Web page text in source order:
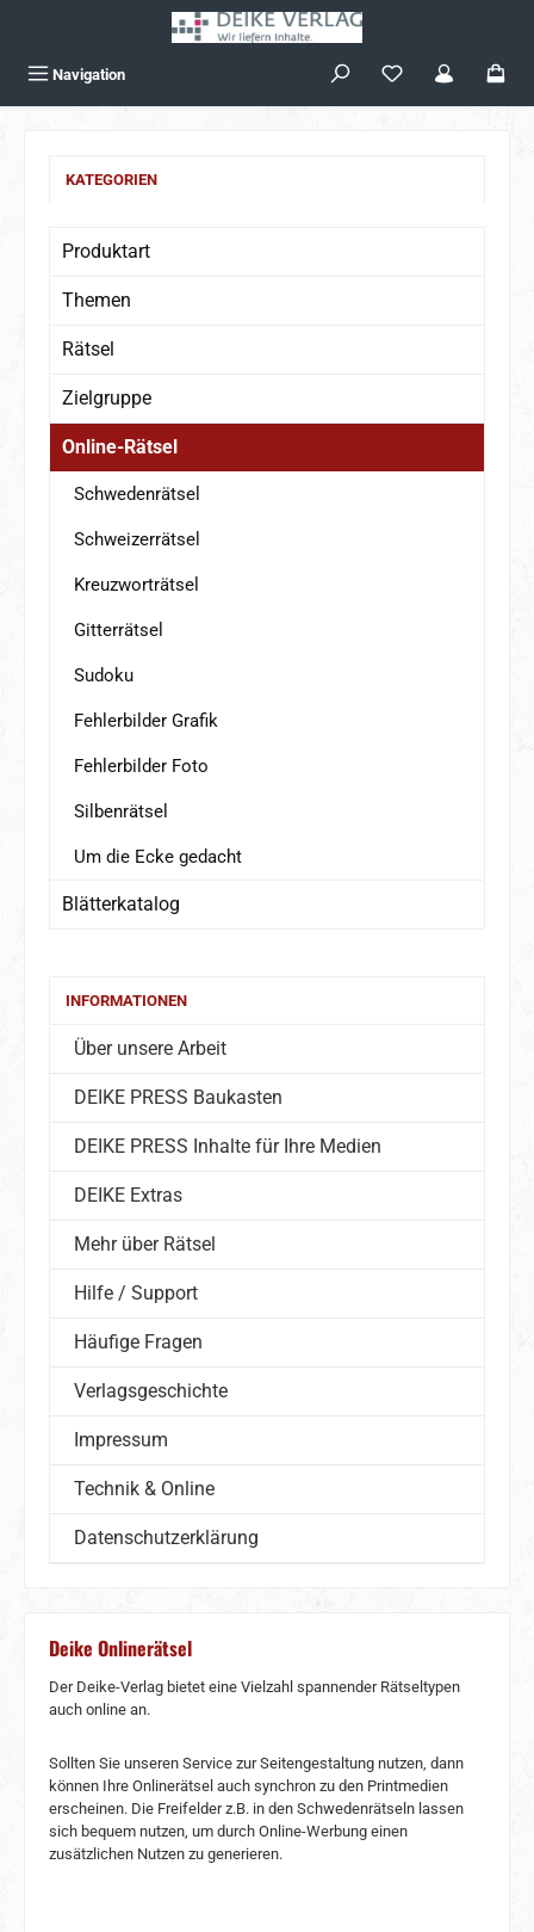
Navigation
KATEGORIEN
Produktart
Themen
Rätsel
Zielgruppe
Online-Rätsel
Schwedenrätsel
Schweizerrätsel
Kreuzworträtsel
Gitterrätsel
Sudoku
Fehlerbilder Grafik
Fehlerbilder Foto
Silbenrätsel
Um die Ecke gedacht
Blätterkatalog
INFORMATIONEN
Über unsere Arbeit
DEIKE PRESS Baukasten
DEIKE PRESS Inhalte für Ihre Medien
DEIKE Extras
Mehr über Rätsel
Hilfe / Support
Häufige Fragen
Verlagsgeschichte
Impressum
Technik & Online
Datenschutzerklärung
Deike Onlinerätsel
Der Deike-Verlag bietet eine Vielzahl spannender Rätseltypen
auch online an.
Sollten Sie unseren Service zur Seitengestaltung nutzen, dann
können Ihre Onlinerätsel auch synchron zu den Printmedien
erscheinen. Die Freifelder z.B. in den Schwedenrätseln lassen
sich bequem nutzen, um durch Online-Werbung einen
zusätzlichen Nutzen zu generieren.